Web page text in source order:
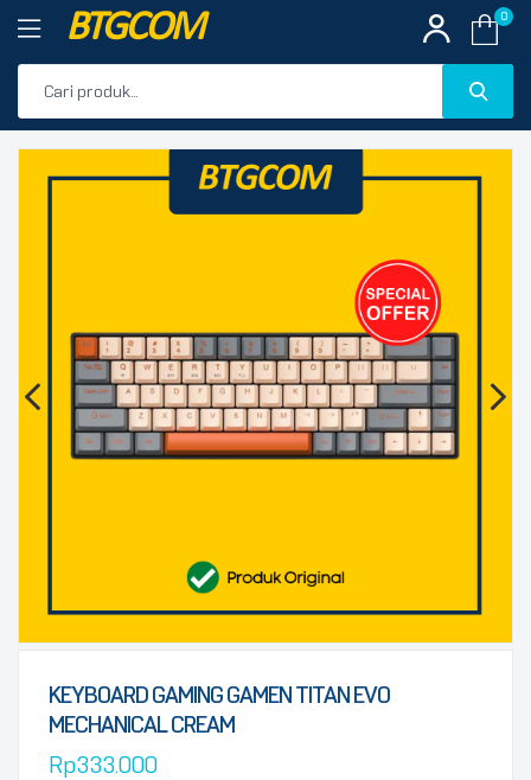
BTGCOM 0
PRODUK UNGGULAN
🔍
KEYBOARD GAMING GAMEN TITAN EVO
MECHANICAL CREAM
Rp333.000